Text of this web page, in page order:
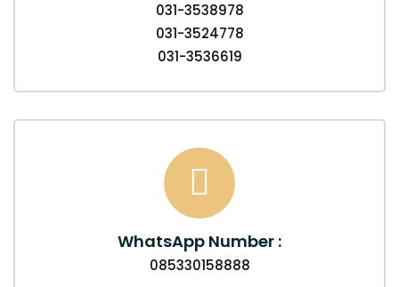
031-3538978
031-3524778
031-3536619
WhatsApp Number :
085330158888